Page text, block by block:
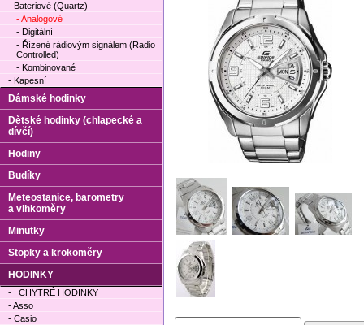
- Bateriové (Quartz)
- Analogové
- Digitální
- Řízené rádiovým signálem (Radio
Controlled)
- Kombinované
- Kapesní
Dámské hodinky
Dětské hodinky (chlapecké a
dívčí)
Hodiny
Budíky
Meteostanice, barometry
a vlhkoměry
Minutky
Stopky a krokoměry
HODINKY
- _CHYTRÉ HODINKY
- Asso
- Casio